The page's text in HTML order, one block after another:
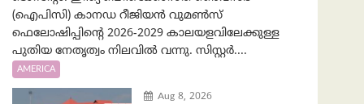
(ഐപിസി) കാനഡ റീജിയൻ വുമൺസ്
ഫെലോഷിപ്പിന്റെ 2026-2029 കാലയളവിലേക്കുള്ള
പുതിയ നേതൃത്വം നിലവിൽ വന്നു. സിസ്റ്റർ....
AMERICA
Aug 8, 2026